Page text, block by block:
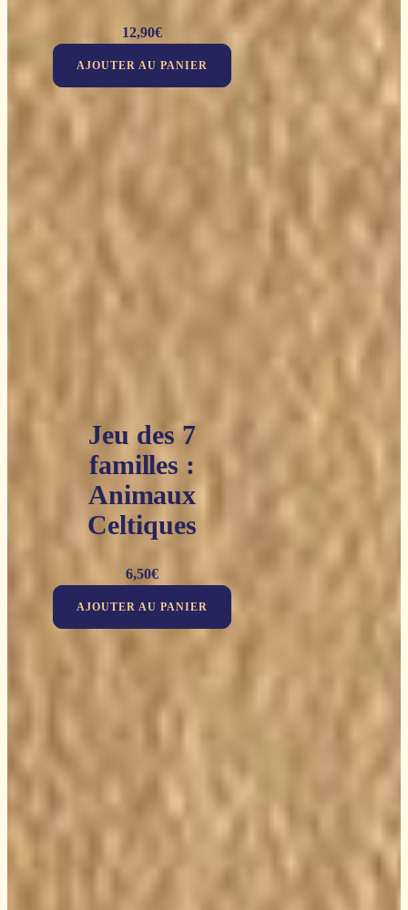
12,90€
AJOUTER AU PANIER
Jeu des 7
familles :
Animaux
Celtiques
6,50€
AJOUTER AU PANIER